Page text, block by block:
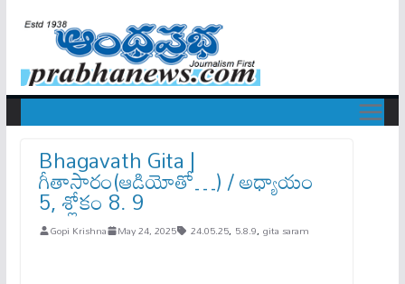
Bhagavath Gita |
గీతాసారం(ఆడియోతో…) / అధ్యాయం
5, శ్లోకం 8. 9
Gopi Krishna May 24, 2025 24.05.25, 5.8.9, gita saram